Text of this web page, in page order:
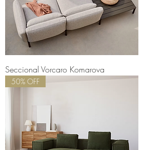
Seccional Vorcaro Komarova
50% OFF